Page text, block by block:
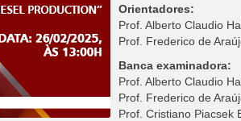
Orientadores:
Prof. Alberto Claudio
Prof. Frederico de
Banca examinadora:
Prof. Alberto Claudio
Prof. Frederico de
Prof. Cristiano Piacsek